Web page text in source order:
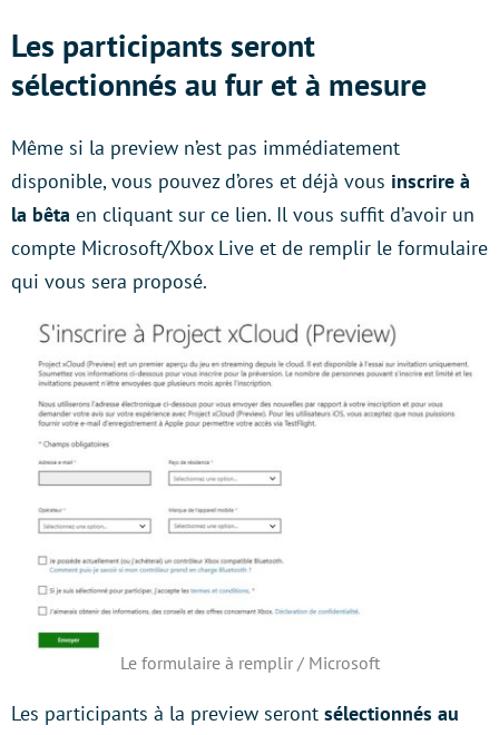
Les participants seront
sélectionnés au fur et à mesure
Même si la preview n’est pas immédiatement
disponible, vous pouvez d’ores et déjà vous inscrire à
la bêta en cliquant sur ce lien. Il vous suffit d’avoir un
compte Microsoft/Xbox Live et de remplir le formulaire
qui vous sera proposé.
Le formulaire à remplir / Microsoft
Les participants à la preview seront sélectionnés au